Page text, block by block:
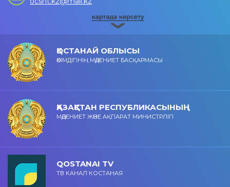
ҚОСТАНАЙ ОБЛЫСЫ
ӘКІМДІГІНІҢ МӘДЕНИЕТ БАСҚАРМАСЫ
ҚАЗАҚСТАН РЕСПУБЛИКАСЫНЫҢ
МӘДЕНИЕТ ЖӘНЕ АҚПАРАТ МИНИСТРЛІГІ
QOSTANAI TV
ТВ КАНАЛ КОСТАНАЯ